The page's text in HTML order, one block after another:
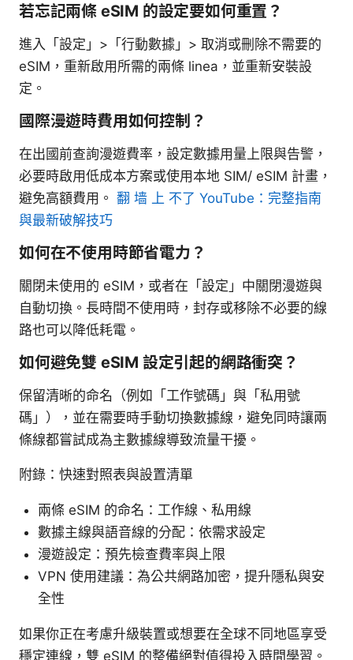
若忘記兩條 eSIM 的設定要如何重置？
進入「設定」>「行動數據」> 取消或刪除不需要的
eSIM，重新啟用所需的兩條 linea，並重新安裝設
定。
國際漫遊時費用如何控制？
在出國前查詢漫遊費率，設定數據用量上限與告警，
必要時啟用低成本方案或使用本地 SIM/ eSIM 計畫，
避免高額費用。 翻 墙 上 不了 YouTube：完整指南
與最新破解技巧
如何在不使用時節省電力？
關閉未使用的 eSIM，或者在「設定」中關閉漫遊與
自動切換。長時間不使用時，封存或移除不必要的線
路也可以降低耗電。
如何避免雙 eSIM 設定引起的網路衝突？
保留清晰的命名（例如「工作號碼」與「私用號
碼」），並在需要時手動切換數據線，避免同時讓兩
條線都嘗試成為主數據線導致流量干擾。
附錄：快速對照表與設置清單
兩條 eSIM 的命名：工作線、私用線
數據主線與語音線的分配：依需求設定
漫遊設定：預先檢查費率與上限
VPN 使用建議：為公共網路加密，提升隱私與安
全性
如果你正在考慮升級裝置或想要在全球不同地區享受
穩定連線，雙 eSIM 的整備絕對值得投入時間學習。